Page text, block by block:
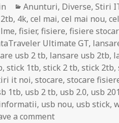
Categories
Anunturi, Diverse,Stiri
2tb, 4k,cel mai,cel mai nou,
,fisier,fisiere,fisiere
Ultimate GT,
usb 2 tb, lansare usb 2tb,
,stick 1tb,stick 2 tb,stick 2tb,
it noi,stocare,stocare
1tb, usb 2 tb, usb 2.0, usb
, usb nou, usb stick,
a commenton Kingston a